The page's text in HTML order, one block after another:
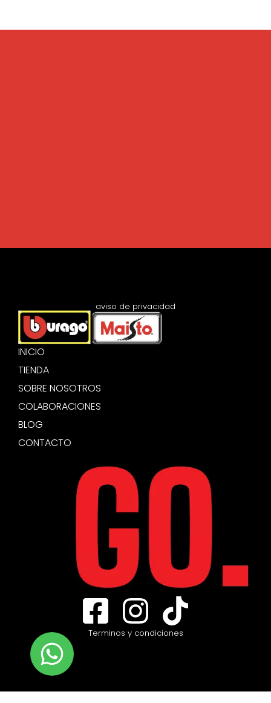
INICIO
TIENDA
SOBRE NOSOTROS
COLABORACIONES
BLOG
CONTACTO
aviso de privacidad
Terminos y condiciones